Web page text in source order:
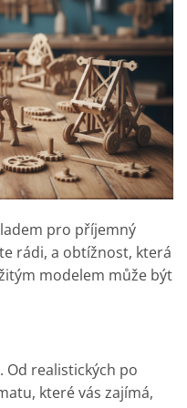
pro příjemný
rádi, a obtížnost, která
modelem může být
realistických po
které vás zajímá,